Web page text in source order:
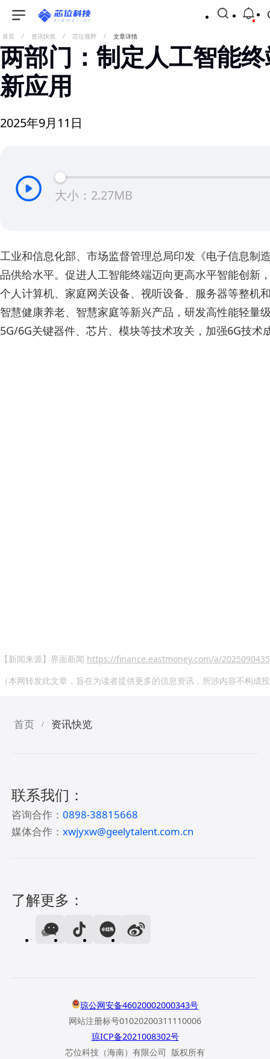
首页 / 资讯快览 / 芯位视野 / 文章详情
两部门：制定人工智能
新应用
2025年9月11日
大小：2.27MB
工业和信息化部、市场监督管理总局印发《电子信息制
品供给水平。促进人工智能终端迈向更高水平智能创新
个人计算机、家庭网关设备、视听设备、服务器等整机
智慧健康养老、智慧家庭等新兴产品，研发高性能轻量
5G/6G关键器件、芯片、模块等技术攻关，加强6G技术
【新闻来源】界面新闻 https://finance.eastmoney.com/a/
（本网转发此文章，旨在为读者提供更多的信息资讯，所涉内容不构
首页 / 资讯快览
联系我们：
咨询合作：0898-38815668
媒体合作：xwjyxw@geelytalent.com.cn
了解更多：
琼公网安备46020002000343号
网站注册标号01020200311110006
琼ICP备2021008302号
芯位科技（海南）有限公司 版权所有